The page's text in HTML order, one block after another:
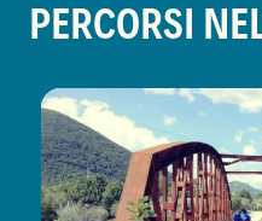
PERCORSI